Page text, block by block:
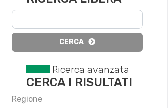
CERCA
Ricerca avanzata
CERCA I RISULTATI
Regione